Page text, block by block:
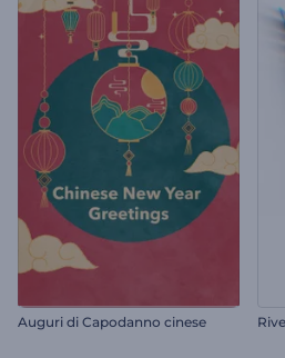
Auguri di Capodanno cinese